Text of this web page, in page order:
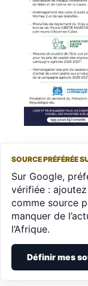
SOURCE PRÉFÉRÉE
Sur Google,
vérifiée :
comme source
manquer de
l’Afrique.
Définir mes